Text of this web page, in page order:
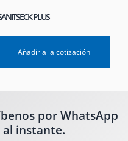
PLUS
Añadir a la cotización
por WhatsApp
instante.